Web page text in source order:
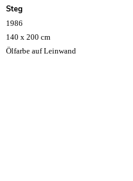
Steg
1986
140 x 200 cm
Ölfarbe auf Leinwand